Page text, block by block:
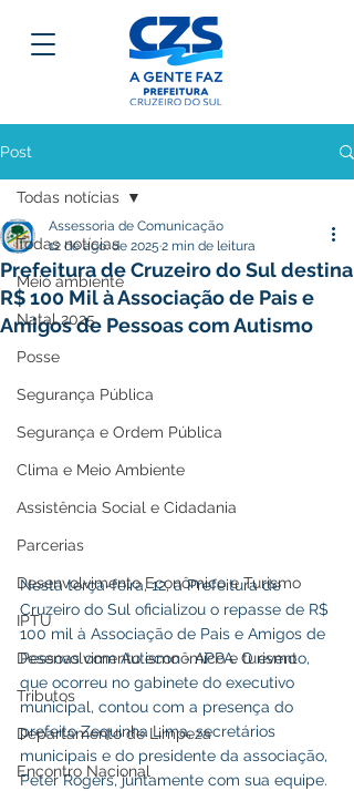
Post
Todas notícias
Meio ambiente
Natal 2025
Posse
Segurança Pública
Segurança e Ordem Pública
Clima e Meio Ambiente
Assistência Social e Cidadania
Parcerias
Desenvolvimento Econômico e Turismo
IPTU
Desenvolvimento econômico e turismo
Tributos
Departamento de Limpeza
Encontro Nacional
Todas notícias
Prefeitura de Cruzeiro do Sul destina
R$ 100 Mil à Associação de Pais e
Amigos de Pessoas com Autismo
Assessoria de Comunicação
12 de ago. de 2025 2 min de leitura
Nesta terça-feira, 12, a Prefeitura de
Cruzeiro do Sul oficializou o repasse de R$
100 mil à Associação de Pais e Amigos de
Pessoas com Autismo - APPA. O evento,
que ocorreu no gabinete do executivo
municipal, contou com a presença do
prefeito Zequinha Lima, secretários
municipais e do presidente da associação,
Peter Rogers, juntamente com sua equipe.